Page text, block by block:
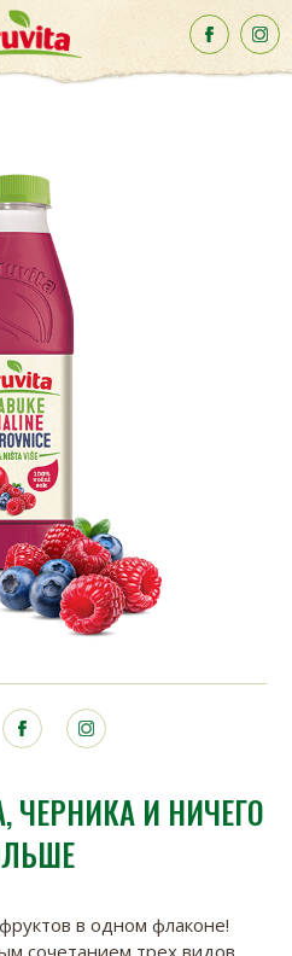
И НИЧЕГО
в одном флаконе!
сочетанием трех видов